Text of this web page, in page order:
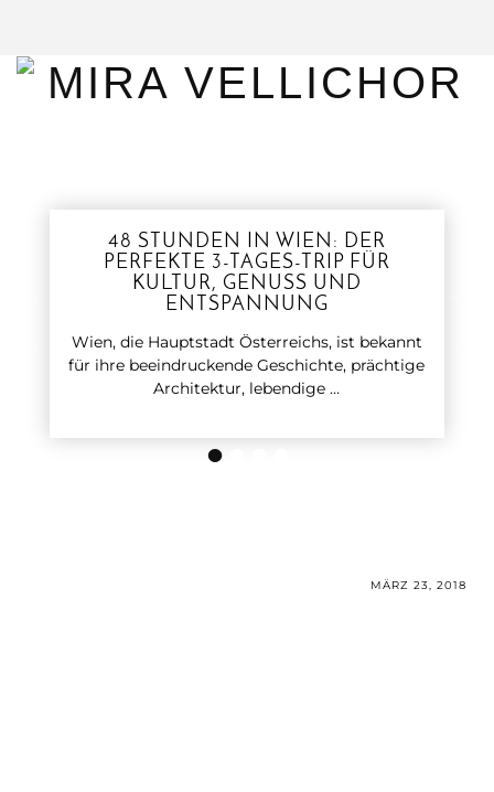
••••
48 STUNDEN IN WIEN: DER
PERFEKTE 3-TAGES-TRIP FÜR
KULTUR, GENUSS UND
ENTSPANNUNG
Wien, die Hauptstadt Österreichs, ist bekannt
für ihre beeindruckende Geschichte, prächtige
Architektur, lebendige …
MÄRZ 23, 2018